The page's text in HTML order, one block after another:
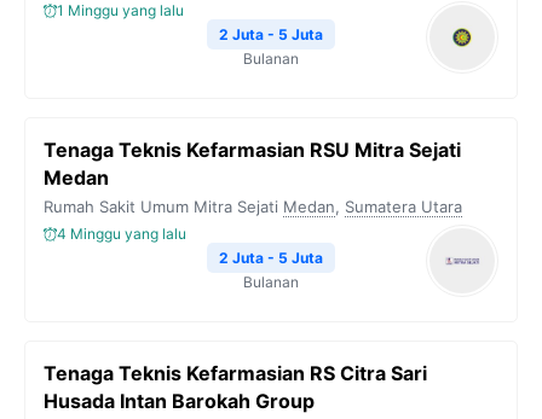
1 Minggu yang lalu
2 Juta - 5 Juta
Bulanan
Tenaga Teknis Kefarmasian RSU Mitra Sejati
Medan
Rumah Sakit Umum Mitra Sejati Medan, Sumatera Utara
4 Minggu yang lalu
2 Juta - 5 Juta
Bulanan
Tenaga Teknis Kefarmasian RS Citra Sari
Husada Intan Barokah Group